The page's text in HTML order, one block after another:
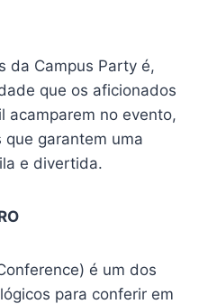
da Campus Party é,
que os aficionados
acamparem no evento,
garantem uma
e divertida.
é um dos
para conferir em